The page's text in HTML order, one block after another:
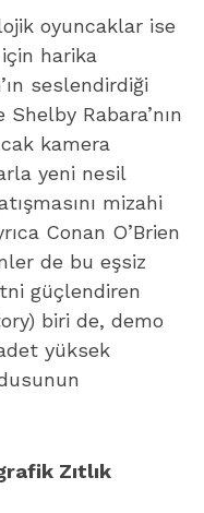
oyuncaklar ise
harika
seslendirdiği
Shelby Rabara’nın
kamera
yeni nesil
mizahi
Conan O’Brien
de bu eşsiz
güçlendiren
biri de, demo
yüksek
Zıtlık